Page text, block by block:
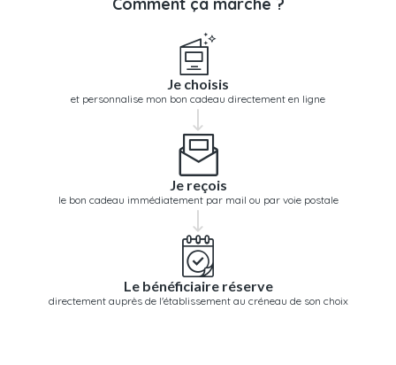
Comment ça marche ?
Je choisis
et personnalise mon bon cadeau directement en ligne
Je reçois
le bon cadeau immédiatement par mail ou par voie postale
Le bénéficiaire réserve
directement auprès de l'établissement au créneau de son choix